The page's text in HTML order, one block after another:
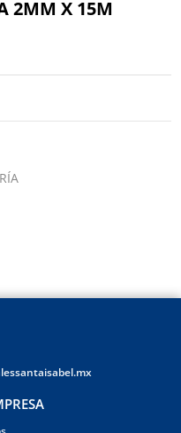
2MM X 15M